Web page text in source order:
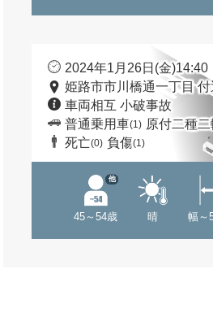
2024年1月26日(金)14:40
姫路市市川橋通一丁目 付
車両相互 小破事故
普通乗用車(1) 原付二種
死亡(0) 負傷(1)
45～54歳
他
晴 幅～